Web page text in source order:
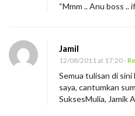
“Mmm .. Anu boss ..
Jamil
12/08/2011 at 17:20-
Semua tulisan di
saya, cantumkan
SuksesMulia, Jamik